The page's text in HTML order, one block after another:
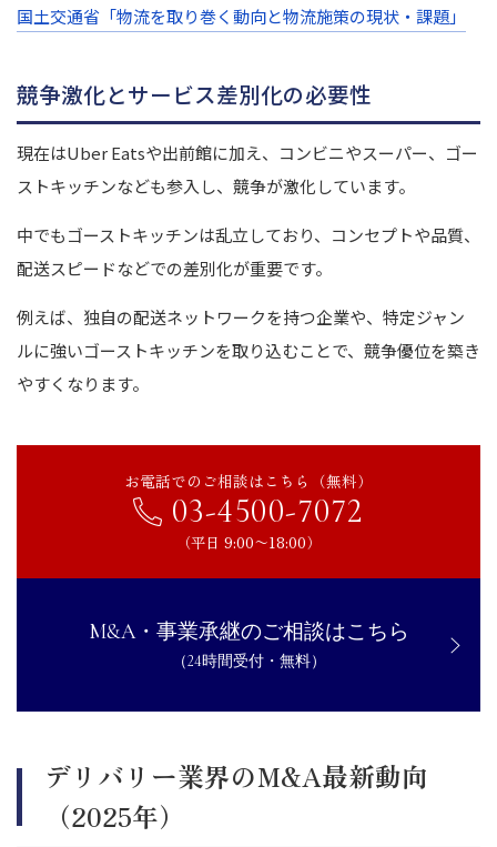
国土交通省「物流を取り巻く動向と物流施策の現状・課題」
競争激化とサービス差別化の必要性
現在はUber Eatsや出前館に加え、コンビニやスーパー、ゴー
ストキッチンなども参入し、競争が激化しています。
中でもゴーストキッチンは乱立しており、コンセプトや品質、
配送スピードなどでの差別化が重要です。
例えば、独自の配送ネットワークを持つ企業や、特定ジャン
ルに強いゴーストキッチンを取り込むことで、競争優位を築き
やすくなります。
お電話でのご相談はこちら（無料）
03-4500-7072
（平日 9:00〜18:00）
M&A・事業承継のご相談はこちら
（24時間受付・無料）
デリバリー業界のM&A最新動向
（2025年）